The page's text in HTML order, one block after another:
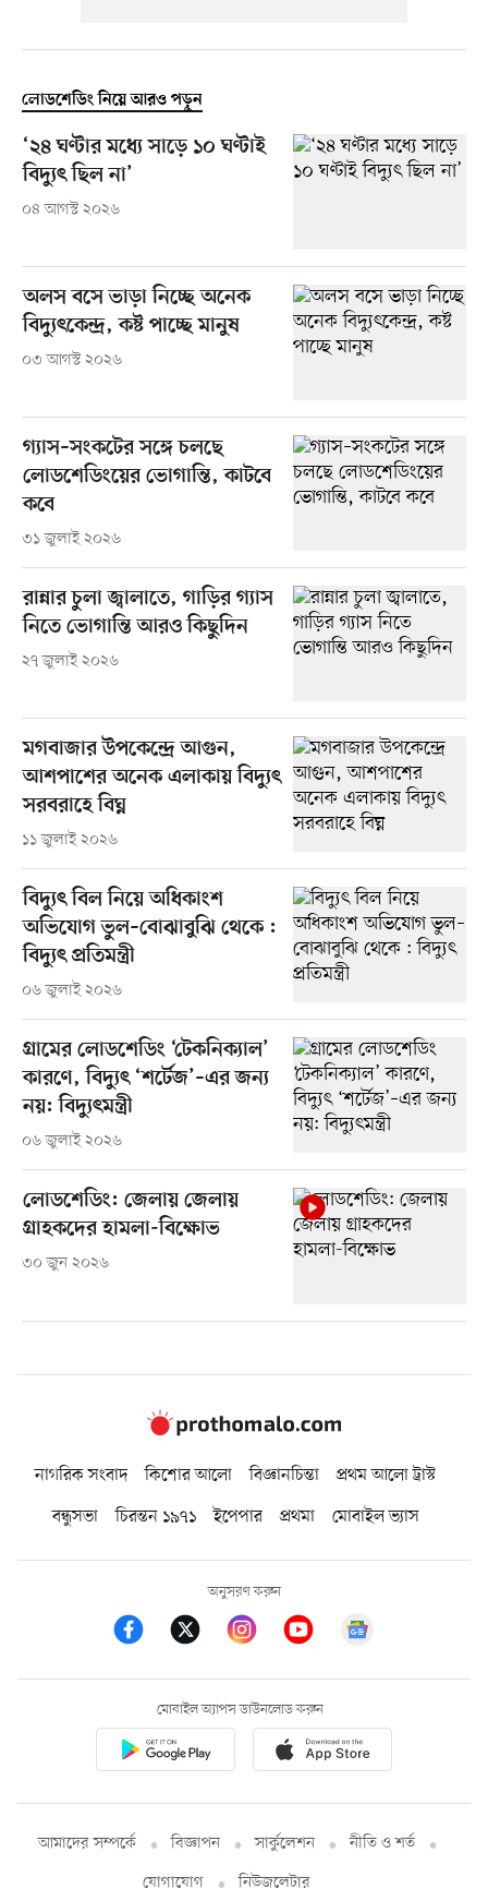
লোডশেডিং নিয়ে আরও পড়ুন
‘২৪ ঘণ্টার মধ্যে সাড়ে ১০ ঘণ্টাই
বিদ্যুৎ ছিল না’
০৪ আগস্ট ২০২৬
অলস বসে ভাড়া নিচ্ছে অনেক
বিদ্যুৎকেন্দ্র, কষ্ট পাচ্ছে মানুষ
০৩ আগস্ট ২০২৬
গ্যাস–সংকটের সঙ্গে চলছে
লোডশেডিংয়ের ভোগান্তি, কাটবে
কবে
৩১ জুলাই ২০২৬
রান্নার চুলা জ্বালাতে, গাড়ির গ্যাস
নিতে ভোগান্তি আরও কিছুদিন
২৭ জুলাই ২০২৬
মগবাজার উপকেন্দ্রে আগুন,
আশপাশের অনেক এলাকায় বিদ্যুৎ
সরবরাহে বিঘ্ন
১১ জুলাই ২০২৬
বিদ্যুৎ বিল নিয়ে অধিকাংশ
অভিযোগ ভুল–বোঝাবুঝি থেকে :
বিদ্যুৎ প্রতিমন্ত্রী
০৬ জুলাই ২০২৬
গ্রামের লোডশেডিং ‘টেকনিক্যাল’
কারণে, বিদ্যুৎ ‘শর্টেজ’–এর জন্য
নয়: বিদ্যুৎমন্ত্রী
০৬ জুলাই ২০২৬
লোডশেডিং: জেলায় জেলায়
গ্রাহকদের হামলা-বিক্ষোভ
৩০ জুন ২০২৬
নাগরিক সংবাদ কিশোর আলো বিজ্ঞানচিন্তা
প্রথম আলো ট্রাস্ট
বন্ধুসভা
চিরন্তন ১৯৭১ ইপেপার প্রথমা মোবাইল ভ্যাস
অনুসরণ করুন
মোবাইল অ্যাপস ডাউনলোড করুন
আমাদের সম্পর্কে বিজ্ঞাপন সার্কুলেশন
নীতি ও শর্ত
যোগাযোগ
নিউজলেটার